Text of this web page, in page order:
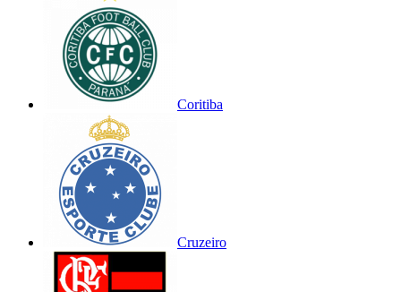
Coritiba
Cruzeiro